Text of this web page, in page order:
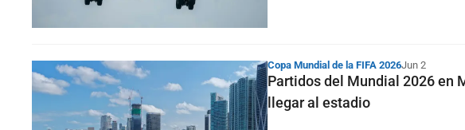
Copa Mundial de la FIFA 2026Jun 2
Partidos del Mundial 2026 en
llegar al estadio